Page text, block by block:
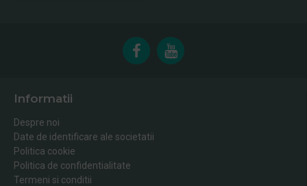
Informatii
Despre noi
Date de identificare ale societatii
Politica cookie
Politica de confidentialitate
Termeni si conditii